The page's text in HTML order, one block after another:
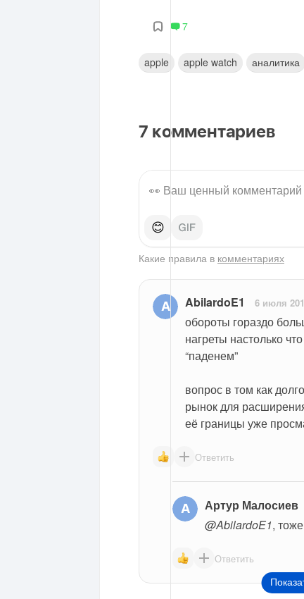
7
apple apple watch аналитика
7 комментариев
😊
Какие правила в комментариях
AbilardoE1 6 июля
обороты гораздо
нагреты настолько
“паденем”
вопрос в том как
рынок для
её границы уже
Ответить
Артур Малосиев
@AbilardoE1,
Ответить